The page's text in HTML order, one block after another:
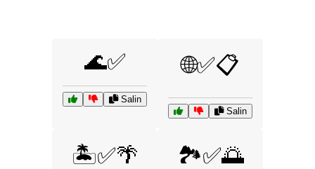
lainnya untuk menemukan cara baru dalam
Blue Checkmark dengan emoji
🌊✅
Salin
🌐✅📋
Salin
🏝️✅🌴 🏞️✅🌅